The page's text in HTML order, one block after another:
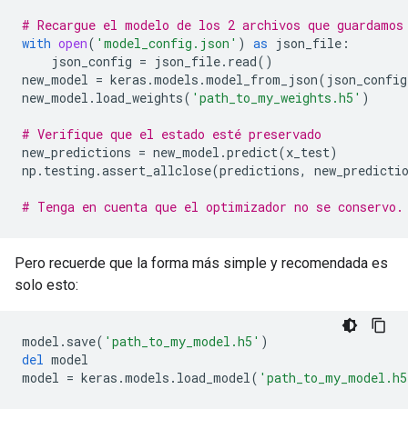
# Recargue el modelo de los 2 archivos que guardamos
with open( 'model_config.json' ) as json_file :
json_config = json_file. read()
new_model = keras .models .model_from_json( json_config
new_model . load_weights( 'path_to_my_weights.h5' )
# Verifique que el estado esté preservado
new_predictions = new_model .predict(x_test)
np . testing .assert_allclose(predictions,
# Tenga en cuenta que el optimizador no se conservo.
Pero recuerde que la forma más simple y recomendada es
solo esto:
model . save( 'path_to_my_model.h5' )
del model
model = keras .models . load_model(